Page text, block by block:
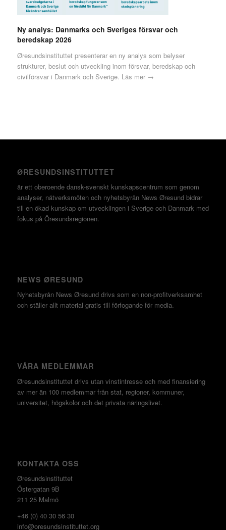
Ny analys: Danmarks och Sveriges försvar och
beredskap 2026
Øresundsinstituttet presenterar en ny analys som belyser
strukturer, beslut och utveckling inom försvar, beredskap och
civilförsvar i Danmark och Sverige. Läs mer →
ØRESUNDSINSTITUTTET
är ett oberoende dansk-svenskt kunskapscentrum som genom
analyser, nätverksmöten och nyhetsbyrån News Øresund bidrar
till en ökad kunskap om utvecklingen i Sverige och Danmark med
fokus på Öresundsregionen.
NEWS ØRESUND
Nyhetsbyrån News Øresund drivs som en non-profitverksamhet
och ställer allt material gratis till förfogande för media.
VÅRA MEDLEMMAR
Øresundsinstituttet drivs utan vinst­intresse och med finansiering
av mer än 100 medlemmar från stat, regioner, kommuner,
universitet, högskolor och det privata näringslivet.
KONTAKTA OSS
Øresundsinstituttet
Östergatan 9B
211 25 Malmö
+46 (0) 40 30 56 30
info@oresundsinstituttet.org